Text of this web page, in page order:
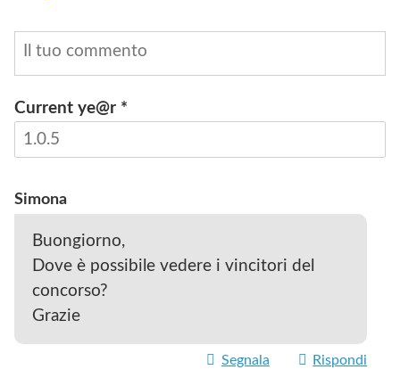
Current ye@r *
Simona
Buongiorno,
Dove è possibile vedere i vincitori del
concorso?
Grazie
Segnala Rispondi